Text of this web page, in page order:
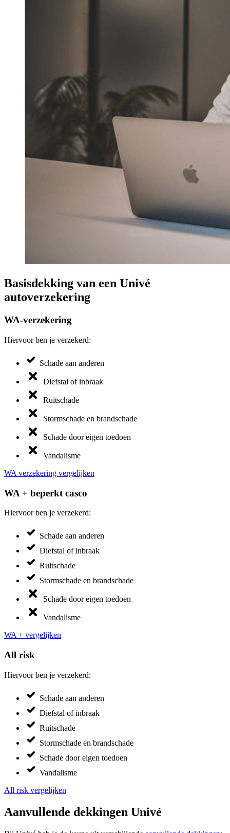
Basisdekking van een Univé
autoverzekering
WA-verzekering
Hiervoor ben je verzekerd:
Schade aan anderen
Diefstal of inbraak
Ruitschade
Stormschade en brandschade
Schade door eigen toedoen
Vandalisme
WA verzekering vergelijken
WA + beperkt casco
Hiervoor ben je verzekerd:
Schade aan anderen
Diefstal of inbraak
Ruitschade
Stormschade en brandschade
Schade door eigen toedoen
Vandalisme
WA + vergelijken
All risk
Hiervoor ben je verzekerd:
Schade aan anderen
Diefstal of inbraak
Ruitschade
Stormschade en brandschade
Schade door eigen toedoen
Vandalisme
All risk vergelijken
Aanvullende dekkingen Univé